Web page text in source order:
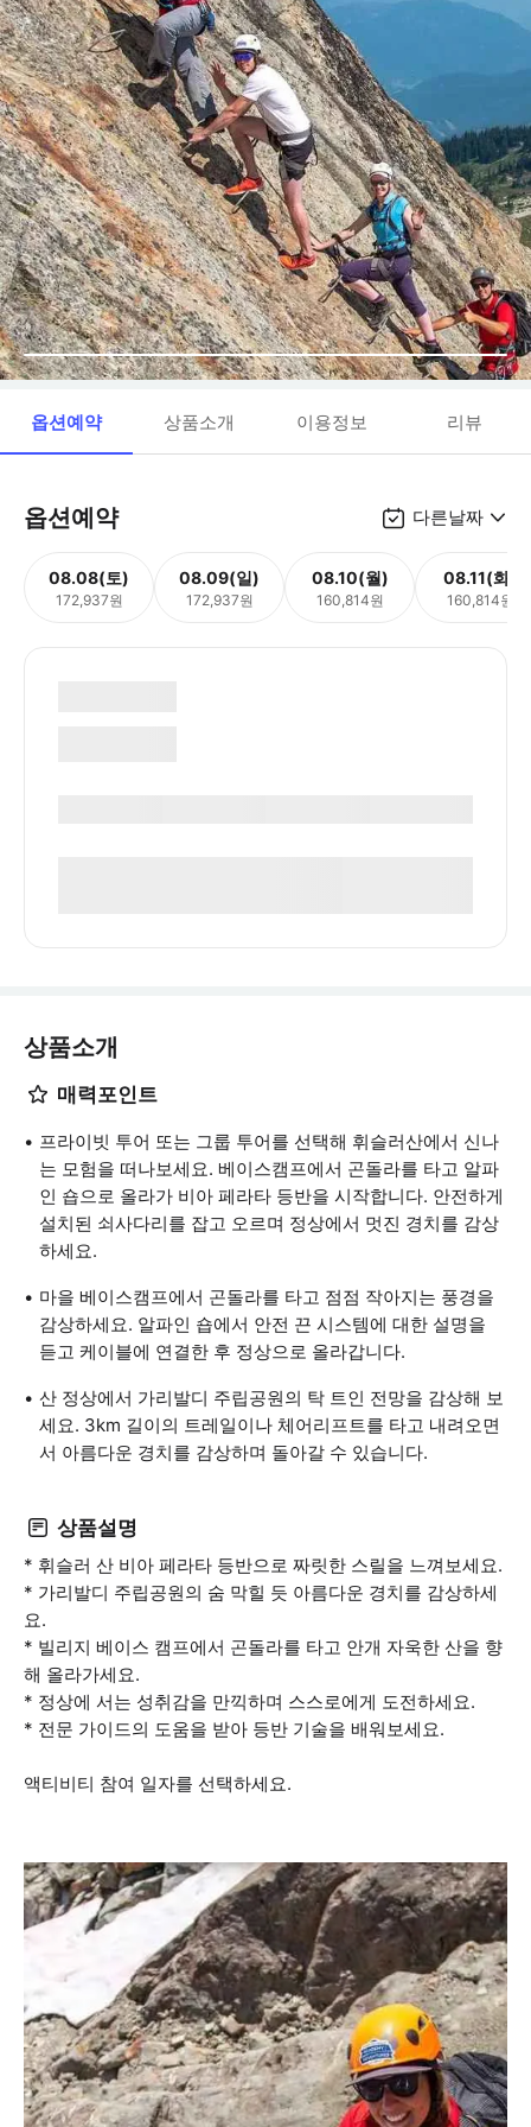
옵션예약 상품소개 이용정보 리뷰
옵션예약 다른날짜
08.08(토)
172,937원
08.09(일)
172,937원
08.10(월)
160,814원
08.11(화)
160,814원
상품소개
매력포인트
프라이빗 투어 또는 그룹 투어를 선택해 휘슬러산에서 신나
는 모험을 떠나보세요. 베이스캠프에서 곤돌라를 타고 알파
인 숍으로 올라가 비아 페라타 등반을 시작합니다. 안전하게
설치된 쇠사다리를 잡고 오르며 정상에서 멋진 경치를 감상
하세요.
마을 베이스캠프에서 곤돌라를 타고 점점 작아지는 풍경을
감상하세요. 알파인 숍에서 안전 끈 시스템에 대한 설명을
듣고 케이블에 연결한 후 정상으로 올라갑니다.
산 정상에서 가리발디 주립공원의 탁 트인 전망을 감상해 보
세요. 3km 길이의 트레일이나 체어리프트를 타고 내려오면
서 아름다운 경치를 감상하며 돌아갈 수 있습니다.
상품설명
* 휘슬러 산 비아 페라타 등반으로 짜릿한 스릴을 느껴보세요.
* 가리발디 주립공원의 숨 막힐 듯 아름다운 경치를 감상하세
요.
* 빌리지 베이스 캠프에서 곤돌라를 타고 안개 자욱한 산을 향
해 올라가세요.
* 정상에 서는 성취감을 만끽하며 스스로에게 도전하세요.
* 전문 가이드의 도움을 받아 등반 기술을 배워보세요.
액티비티 참여 일자를 선택하세요.